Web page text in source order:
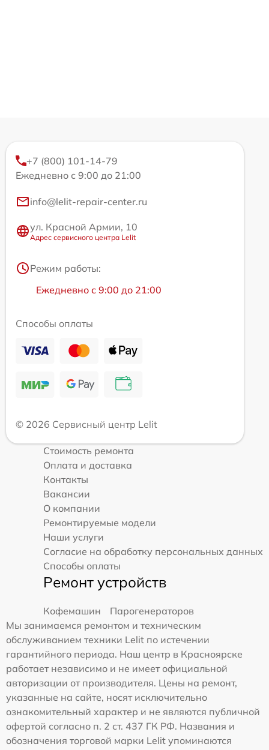
+7 (800) 101-14-79
Ежедневно с 9:00 до 21:00
info@lelit-repair-center.ru
ул. Красной Армии, 10
Адрес сервисного центра Lelit
Режим работы:
Ежедневно с 9:00 до 21:00
Способы оплаты
© 2026 Сервисный центр Lelit
Стоимость ремонта
Оплата и доставка
Контакты
Вакансии
О компании
Ремонтируемые модели
Наши услуги
Согласие на обработку персональных данных
Способы оплаты
Ремонт устройств
Кофемашин
Парогенераторов
Мы занимаемся ремонтом и техническим
обслуживанием техники Lelit по истечении
гарантийного периода. Наш центр в Красноярске
работает независимо и не имеет официальной
авторизации от производителя. Цены на ремонт,
указанные на сайте, носят исключительно
ознакомительный характер и не являются публичной
офертой согласно п. 2 ст. 437 ГК РФ. Названия и
обозначения торговой марки Lelit упоминаются